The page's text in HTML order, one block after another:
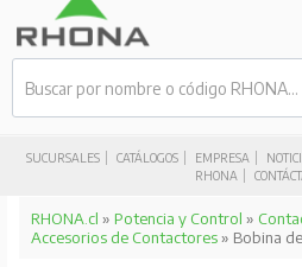
SUCURSALES CATÁLOGOS EMPRESA
RHONA
RHONA.cl » Potencia y Control »
Accesorios de Contactores» Bobina